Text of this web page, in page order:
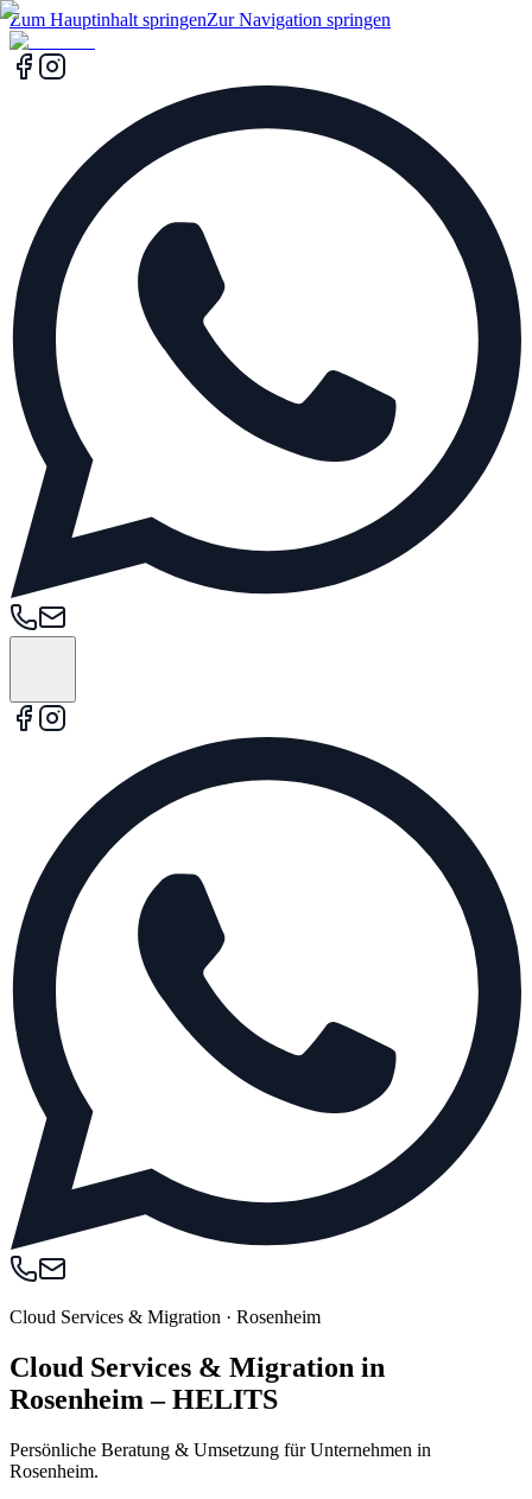
Zum Hauptinhalt springenZur Navigation springen
Cloud Services & Migration · Rosenheim
Cloud Services & Migration in
Rosenheim – HELITS
Persönliche Beratung & Umsetzung für Unternehmen in
Rosenheim.